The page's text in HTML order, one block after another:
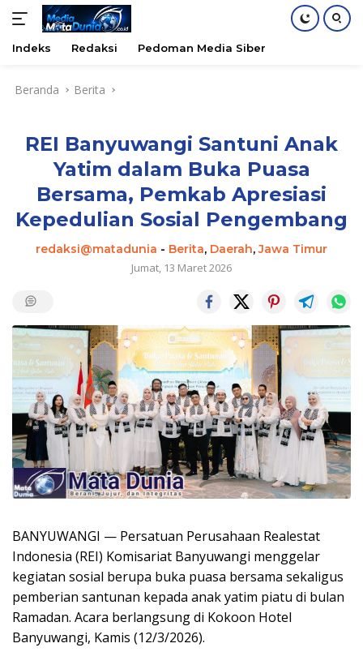
Indeks Redaksi Pedoman Media Siber
Beranda Berita
REI Banyuwangi Santuni Anak
Yatim dalam Buka Puasa
Bersama, Pemkab Apresiasi
Kepedulian Sosial Pengembang
redaksi@matadunia - Berita, Daerah,Jawa Timur
Jumat, 13 Maret 2026
BANYUWANGI — Persatuan Perusahaan Realestat
Indonesia (REI) Komisariat Banyuwangi menggelar
kegiatan sosial berupa buka puasa bersama sekaligus
pemberian santunan kepada anak yatim piatu di bulan
Ramadan. Acara berlangsung di Kokoon Hotel
Banyuwangi, Kamis (12/3/2026).